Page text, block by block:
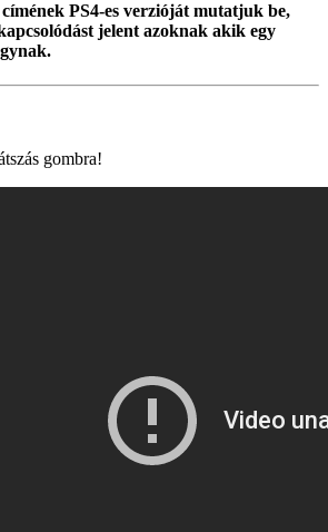
PS4-es verzióját mutatjuk be,
jelent azoknak akik egy
gombra!